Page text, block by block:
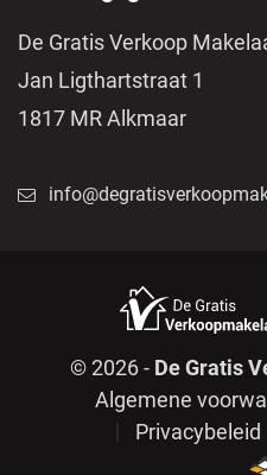
De Gratis Verkoop
Jan Ligthartstraat 1
1817 MR Alkmaar
© 2026 - De Gratis
Algemene
Privacybeleid